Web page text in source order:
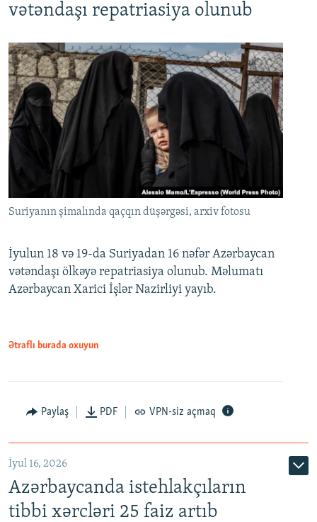
vətəndaşı repatriasiya olunub
Suriyanın şimalında qaçqın düşərgəsi, arxiv fotosu
İyulun 18 və 19-da Suriyadan 16 nəfər Azərbaycan
vətəndaşı ölkəyə repatriasiya olunub. Məlumatı
Azərbaycan Xarici İşlər Nazirliyi yayıb.
Ətraflı burada oxuyun
Paylaş PDF VPN-siz açmaq
İyul 16, 2026
Azərbaycanda istehlakçıların
tibbi xərcləri 25 faiz artıb